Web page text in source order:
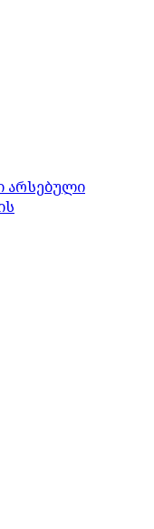
არსებული